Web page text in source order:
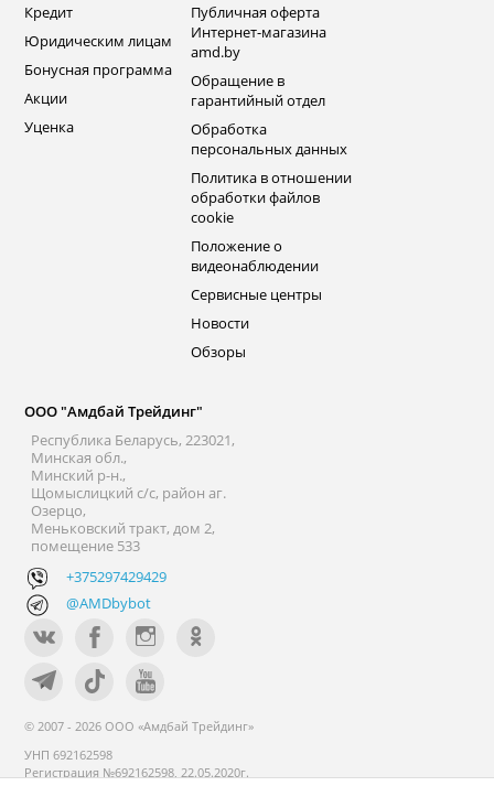
Кредит
Юридическим лицам
Бонусная программа
Акции
Уценка
Публичная оферта
Интернет-магазина
amd.by
Обращение в
гарантийный отдел
Обработка
персональных данных
Политика в отношении
обработки файлов
cookie
Положение о
видеонаблюдении
Сервисные центры
Новости
Обзоры
ООО "Амдбай Трейдинг"
Республика Беларусь, 223021,
Минская обл.,
Минский р-н.,
Щомыслицкий с/с, район аг.
Озерцо,
Меньковский тракт, дом 2,
помещение 533
+375297429429
@AMDbybot
© 2007 - 2026 ООО «Амдбай Трейдинг»
УНП 692162598
Регистрация №692162598, 22.05.2020г.